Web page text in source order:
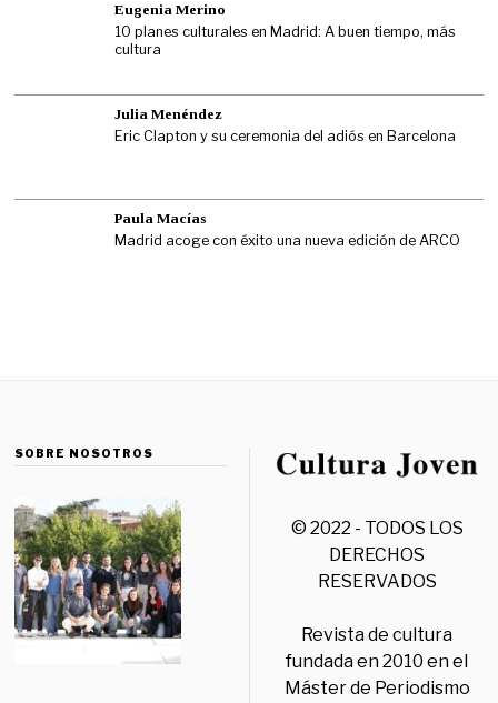
Eugenia Merino
10 planes culturales en Madrid: A buen tiempo, más
cultura
Julia Menéndez
Eric Clapton y su ceremonia del adiós en Barcelona
Paula Macías
Madrid acoge con éxito una nueva edición de ARCO
SOBRE NOSOTROS
© 2022 - TODOS LOS
DERECHOS
RESERVADOS
Revista de cultura
fundada en 2010 en el
Máster de Periodismo